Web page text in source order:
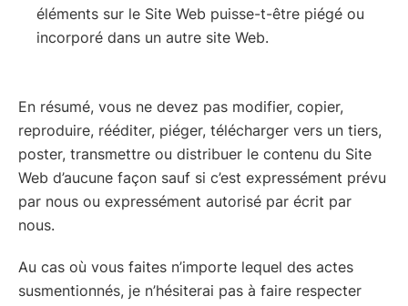
éléments sur le Site Web puisse-t-être piégé ou
incorporé dans un autre site Web.
En résumé, vous ne devez pas modifier, copier,
reproduire, rééditer, piéger, télécharger vers un tiers,
poster, transmettre ou distribuer le contenu du Site
Web d’aucune façon sauf si c’est expressément prévu
par nous ou expressément autorisé par écrit par
nous.
Au cas où vous faites n’importe lequel des actes
susmentionnés, je n’hésiterai pas à faire respecter